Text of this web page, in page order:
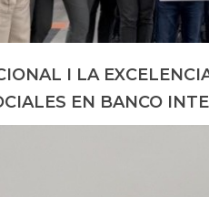
I LA
EN BANCO